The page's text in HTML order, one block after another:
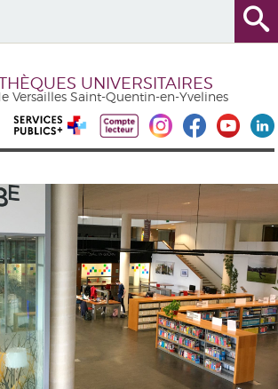
UNIVERSITAIRES
Versailles Saint-Quentin-en-Yvelines